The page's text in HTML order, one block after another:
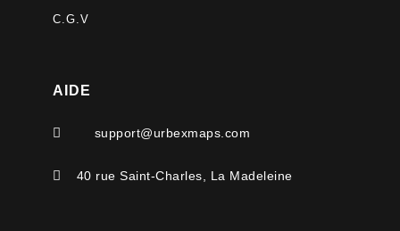
C.G.V
AIDE
 support@urbexmaps.com
 40 rue Saint-Charles, La Madeleine